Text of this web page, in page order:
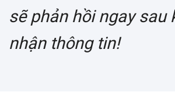
sẽ phản hồi ngay sau
nhận thông tin!